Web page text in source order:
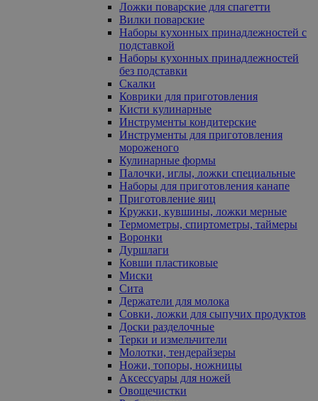
Ложки поварские для спагетти
Вилки поварские
Наборы кухонных принадлежностей с
подставкой
Наборы кухонных принадлежностей
без подставки
Скалки
Коврики для приготовления
Кисти кулинарные
Инструменты кондитерские
Инструменты для приготовления
мороженого
Кулинарные формы
Палочки, иглы, ложки специальные
Наборы для приготовления канапе
Приготовление яиц
Кружки, кувшины, ложки мерные
Термометры, спиртометры, таймеры
Воронки
Дуршлаги
Ковши пластиковые
Миски
Сита
Держатели для молока
Совки, ложки для сыпучих продуктов
Доски разделочные
Терки и измельчители
Молотки, тендерайзеры
Ножи, топоры, ножницы
Аксессуары для ножей
Овощечистки